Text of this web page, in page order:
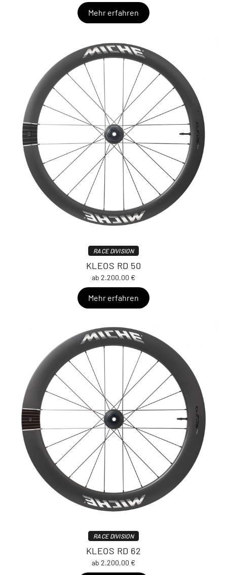
Mehr erfahren
RACE DIVISION
KLEOS RD 50
ab 2.200,00 €
Mehr erfahren
RACE DIVISION
KLEOS RD 62
ab 2.200,00 €